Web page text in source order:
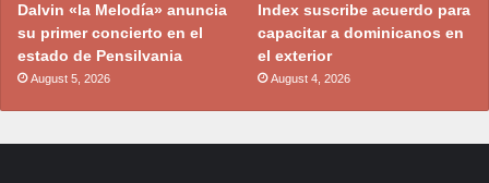
Dalvin «la Melodía» anuncia
su primer concierto en el
estado de Pensilvania
August 5, 2026
Index suscribe acuerdo para
capacitar a dominicanos en
el exterior
August 4, 2026